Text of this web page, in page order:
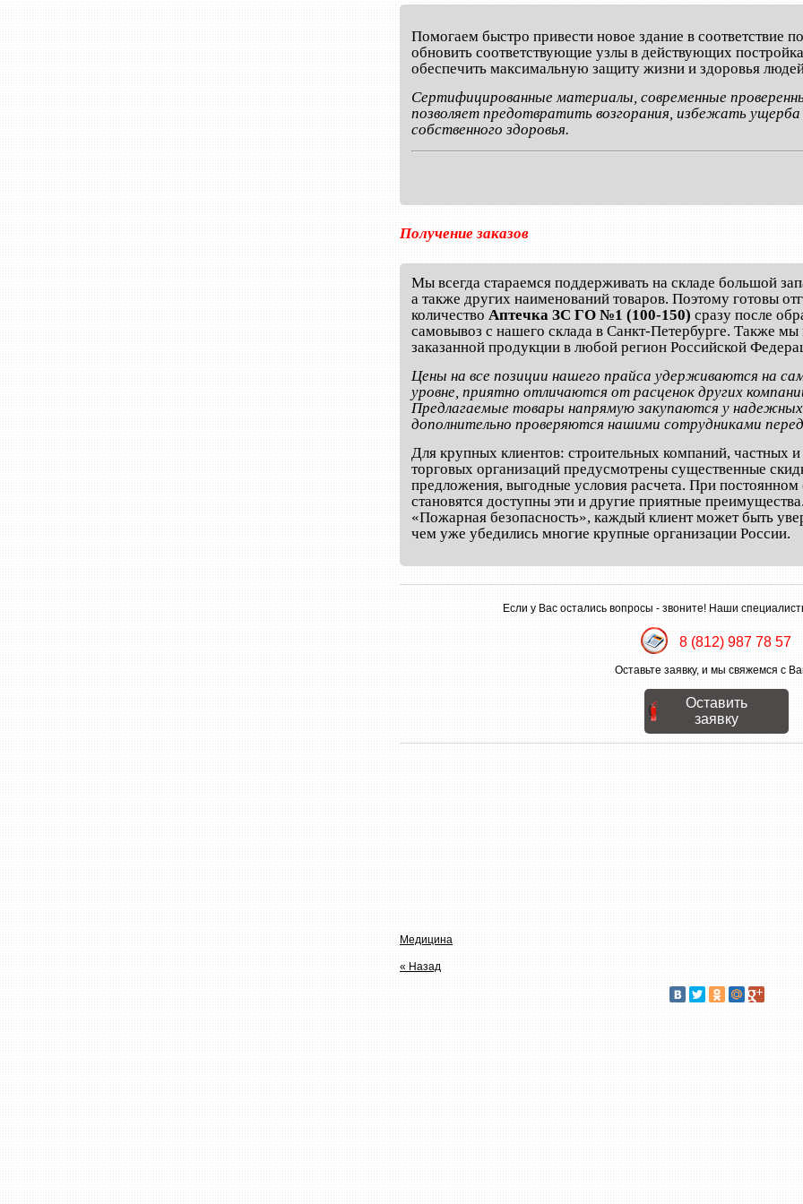
Помогаем быстро привести новое здание в соответствие
обновить соответствующие узлы в действующих
обеспечить максимальную защиту жизни и здоровья
Сертифицированные материалы, современные
позволяет предотвратить возгорания, избежать
собственного здоровья.
Получение заказов
Мы всегда стараемся поддерживать на складе большой
а также других наименований товаров. Поэтому готовы
количество Аптечка ЗС ГО №1 (100-150) сразу после
самовывоз с нашего склада в Санкт-Петербурге. Также мы
заказанной продукции в любой регион Российской
Цены на все позиции нашего прайса удерживаются на
уровне, приятно отличаются от расценок других
Предлагаемые товары напрямую закупаются у надежных
дополнительно проверяются нашими сотрудниками
Для крупных клиентов: строительных компаний, частных
торговых организаций предусмотрены существенные
предложения, выгодные условия расчета. При постоянном
становятся доступны эти и другие приятные
«Пожарная безопасность», каждый клиент может быть
чем уже убедились многие крупные организации России.
Если у Вас остались вопросы - звоните! Наши
8 (812) 987 78 57
Оставьте заявку, и мы свяжемся с
Оставить
заявку
Медицина
« Назад